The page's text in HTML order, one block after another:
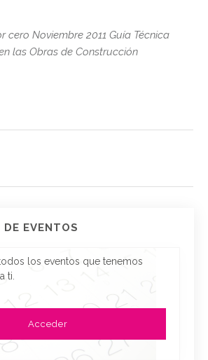
cero Noviembre 2011 Guía Técnica
las Obras de Construcción
EVENTOS
los eventos que tenemos
ti.
Acceder